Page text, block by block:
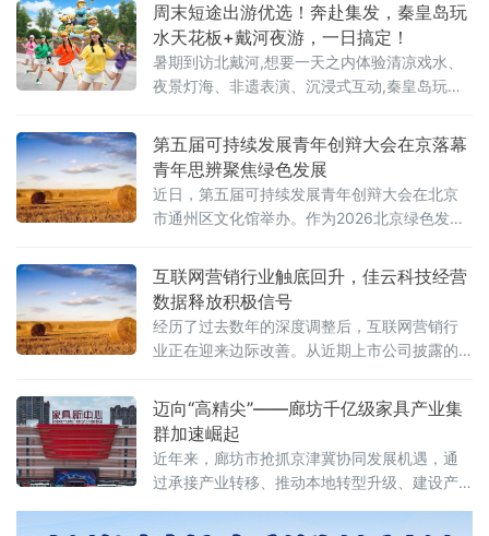
周末短途出游优选！奔赴集发，秦皇岛玩
水天花板+戴河夜游，一日搞定！
暑期到访北戴河,想要一天之内体验清凉戏水、
夜景灯海、非遗表演、沉浸式互动,秦皇岛玩水
攻略,带你吃透日间水乐园、夜间千灯渔火节全
部宝藏项目。
第五届可持续发展青年创辩大会在京落幕
青年思辨聚焦绿色发展
近日，第五届可持续发展青年创辩大会在北京
市通州区文化馆举办。作为2026北京绿色发展
球发展倡议下的青年担当：创辩启新 绿筑未
来"为主题，由全国双碳行业产教融合共同体主
办，中华环保联合会青少年环境友好行动委员
会与Y-CLAP青年气候领袖培养计划（Youth
Climate Leadership Action Program）联合主
互联网营销行业触底回升，佳云科技经营
数据释放积极信号
经历了过去数年的深度调整后，互联网营销行
业正在迎来边际改善。从近期上市公司披露的
势明显，行业整体正从"价格战"向"价值竞争"转
型。
迈向“高精尖”——廊坊千亿级家具产业集
群加速崛起
近年来，廊坊市抢抓京津冀协同发展机遇，通
过承接产业转移、推动本地转型升级、建设产
业园区等模式，促进家具产业整合与创新孵
化，逐步形成香河智慧家居、霸州特色定制家